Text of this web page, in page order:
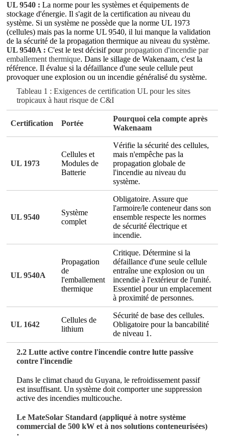
UL 9540 : La norme pour les systèmes et équipements de
stockage d'énergie. Il s'agit de la certification au niveau du
système. Si un système ne possède que la norme UL 1973
(cellules) mais pas la norme UL 9540, il lui manque la validation
de la sécurité de la propagation thermique au niveau du système.
UL 9540A : C'est le test décisif pourpropagation d'incendie par
emballement thermique. Dans le sillage de Wakenaam, c'est la
référence. Il évalue si la défaillance d'une seule cellule peut
provoquer une explosion ou un incendie généralisé du système.
Tableau 1 : Exigences de certification UL pour les sites
tropicaux à haut risque de C&I
Certification Portée
Pourquoi cela compte après
Wakenaam
UL 1973
Cellules et
Modules de
Batterie
Vérifie la sécurité des cellules,
mais n'empêche pas la
propagation globale de
l'incendie au niveau du
système.
UL 9540
Système
complet
Obligatoire. Assure que
l'armoire/le conteneur dans son
ensemble respecte les normes
de sécurité électrique et
incendie.
UL 9540A
Propagation
de
l'emballement
thermique
Critique. Détermine si la
défaillance d'une seule cellule
entraîne une explosion ou un
incendie à l'extérieur de l'unité.
Essentiel pour un emplacement
à proximité de personnes.
UL 1642
Cellules de
lithium
Sécurité de base des cellules.
Obligatoire pour la bancabilité
de niveau 1.
2.2 Lutte active contre l'incendie contre lutte passive
contre l'incendie
Dans le climat chaud du Guyana, le refroidissement passif
est insuffisant. Un système doit comporter une suppression
active des incendies multicouche.
Le MateSolar Standard (appliqué à notre système
commercial de 500 kW et à nos solutions conteneurisées)